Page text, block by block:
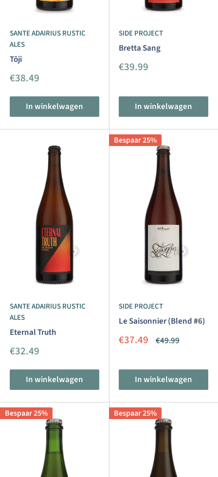
SANTE ADAIRIUS RUSTIC
ALES
Tōji
Aanbiedingsprijs
€38.49
In winkelwagen
SIDE PROJECT
Bretta Sang
Aanbiedingsprijs
€39.99
In winkelwagen
SANTE ADAIRIUS RUSTIC
ALES
Eternal Truth
Aanbiedingsprijs
€32.49
In winkelwagen
Bespaar 25%
SIDE PROJECT
Le Saisonnier (Blend #6)
Aanbiedingsprijs
€37.49 Normale
€49.99
In winkelwagen
Bespaar 25% Bespaar 25%